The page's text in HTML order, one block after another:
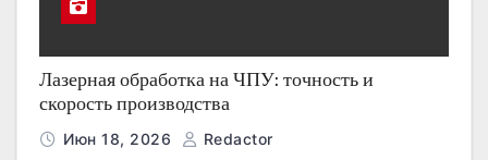
Лазерная обработка на ЧПУ: точность и
скорость производства
Июн 18, 2026 Redactor